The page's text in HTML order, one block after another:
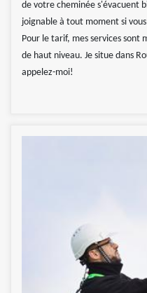
de votre cheminée s'évacuent
joignable à tout moment si
Pour le tarif, mes services sont
de haut niveau. Je situe dans
appelez-moi!